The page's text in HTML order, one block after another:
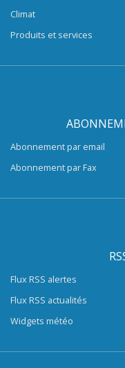
Climat
Produits et services
Abonnement par email
Abonnement par Fax
Flux RSS alertes
Flux RSS actualités
Widgets météo